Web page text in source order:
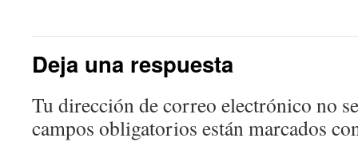
Deja una respuesta
Tu dirección de correo electrónico no
campos obligatorios están marcados